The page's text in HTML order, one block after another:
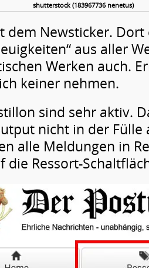
shutterstock (183967736 nenetus)
dem Newsticker.
aus aller
Werken auch.
keiner nehmen.
sind sehr aktiv.
nicht in der Fülle
alle Meldungen in
die Ressort-